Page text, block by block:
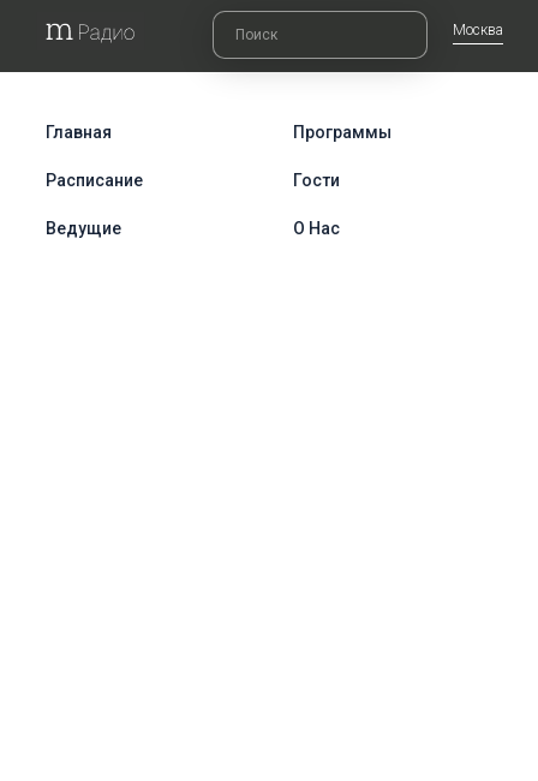
Москва
Главная Программы
Расписание Гости
Ведущие О Нас